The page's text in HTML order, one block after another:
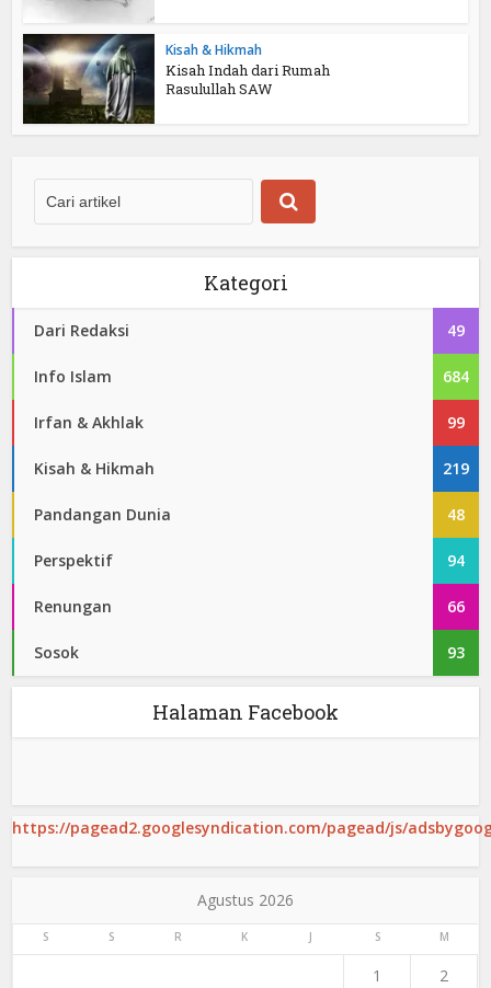
Kisah & Hikmah
Kisah Indah dari Rumah
Rasulullah SAW
Kategori
Dari Redaksi 49
Info Islam 684
Irfan & Akhlak 99
Kisah & Hikmah 219
Pandangan Dunia 48
Perspektif 94
Renungan 66
Sosok 93
Halaman Facebook
https://pagead2.googlesyndication.com/pagead/js/
Agustus 2026
S S R K J S M
1 2